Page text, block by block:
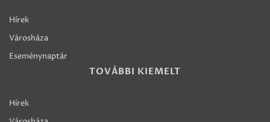
Hírek
Városháza
Eseménynaptár
TOVÁBBI KIEMELT
Hírek